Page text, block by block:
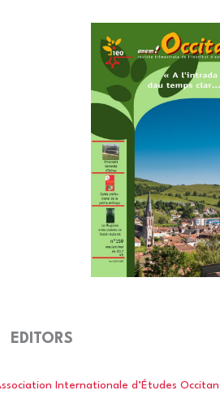
EDITORS
Internationale d’Études